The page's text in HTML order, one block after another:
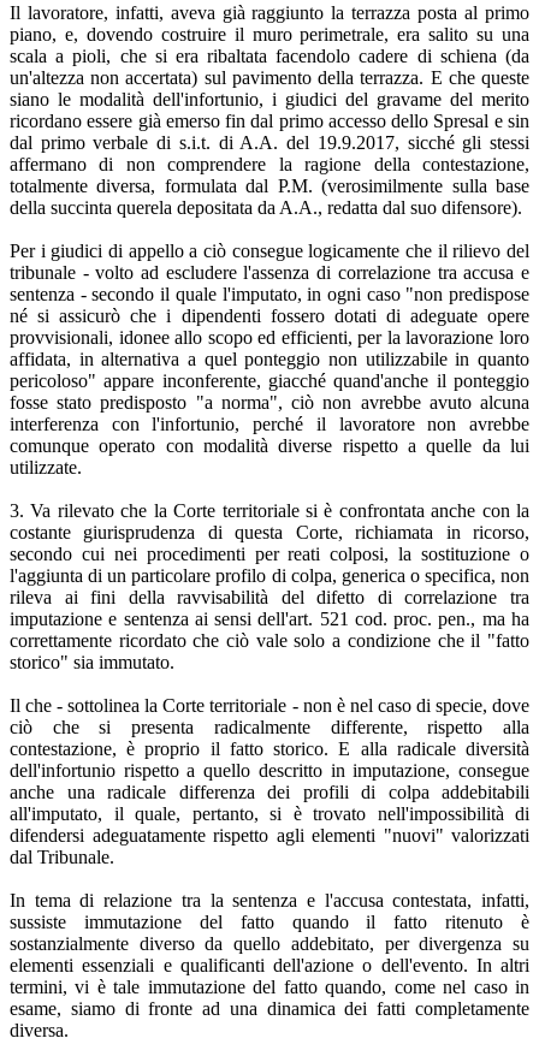
Il lavoratore, infatti, aveva già raggiunto la terrazza posta al primo
piano, e, dovendo costruire il muro perimetrale, era salito su una
scala a pioli, che si era ribaltata facendolo cadere di schiena (da
un'altezza non accertata) sul pavimento della terrazza. E che queste
siano le modalità dell'infortunio, i giudici del gravame del merito
ricordano essere già emerso fin dal primo accesso dello Spresal e sin
dal primo verbale di s.i.t. di A.A. del 19.9.2017, sicché gli stessi
affermano di non comprendere la ragione della contestazione,
totalmente diversa, formulata dal P.M. (verosimilmente sulla base
della succinta querela depositata da A.A., redatta dal suo difensore).
Per i giudici di appello a ciò consegue logicamente che il rilievo del
tribunale - volto ad escludere l'assenza di correlazione tra accusa e
sentenza - secondo il quale l'imputato, in ogni caso "non predispose
né si assicurò che i dipendenti fossero dotati di adeguate opere
provvisionali, idonee allo scopo ed efficienti, per la lavorazione loro
affidata, in alternativa a quel ponteggio non utilizzabile in quanto
pericoloso" appare inconferente, giacché quand'anche il ponteggio
fosse stato predisposto "a norma", ciò non avrebbe avuto alcuna
interferenza con l'infortunio, perché il lavoratore non avrebbe
comunque operato con modalità diverse rispetto a quelle da lui
utilizzate.
3. Va rilevato che la Corte territoriale si è confrontata anche con la
costante giurisprudenza di questa Corte, richiamata in ricorso,
secondo cui nei procedimenti per reati colposi, la sostituzione o
l'aggiunta di un particolare profilo di colpa, generica o specifica, non
rileva ai fini della ravvisabilità del difetto di correlazione tra
imputazione e sentenza ai sensi dell'art. 521 cod. proc. pen., ma ha
correttamente ricordato che ciò vale solo a condizione che il "fatto
storico" sia immutato.
Il che - sottolinea la Corte territoriale - non è nel caso di specie, dove
ciò che si presenta radicalmente differente, rispetto alla
contestazione, è proprio il fatto storico. E alla radicale diversità
dell'infortunio rispetto a quello descritto in imputazione, consegue
anche una radicale differenza dei profili di colpa addebitabili
all'imputato, il quale, pertanto, si è trovato nell'impossibilità di
difendersi adeguatamente rispetto agli elementi "nuovi" valorizzati
dal Tribunale.
In tema di relazione tra la sentenza e l'accusa contestata, infatti,
sussiste immutazione del fatto quando il fatto ritenuto è
sostanzialmente diverso da quello addebitato, per divergenza su
elementi essenziali e qualificanti dell'azione o dell'evento. In altri
termini, vi è tale immutazione del fatto quando, come nel caso in
esame, siamo di fronte ad una dinamica dei fatti completamente
diversa.